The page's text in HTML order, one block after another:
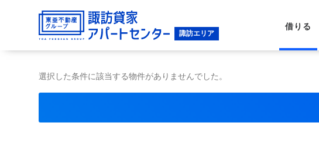
借りる
選択した条件に該当する物件がありませんでした。